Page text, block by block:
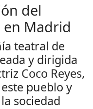
del
en Madrid
teatral de
y dirigida
Coco Reyes,
pueblo y
sociedad